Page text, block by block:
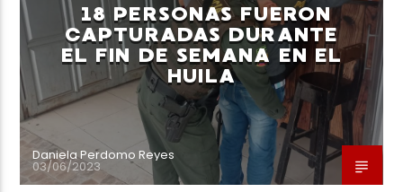
18 PERSONAS FUERON
CAPTURADAS DURANTE
EL FIN DE SEMANA EN EL
HUILA
Daniela Perdomo Reyes
03/06/2023